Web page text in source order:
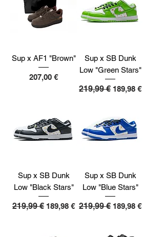
Sup x AF1 "Brown"
Cijena
207,00 €
Sup x SB Dunk
Low "Green Stars"
Redovna cijena
219,99 € Cijena s
189,98 €
Sup x SB Dunk
Low "Black Stars"
Redovna cijena
219,99 € Cijena s popustom
189,98 €
Sup x SB Dunk
Low "Blue Stars"
Redovna cijena
219,99 € Cijena s
189,98 €